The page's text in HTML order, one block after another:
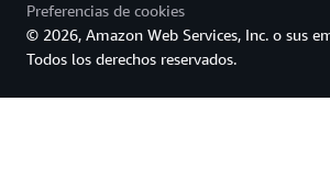
Preferencias de cookies
© 2026, Amazon Web Services, Inc. o sus
Todos los derechos reservados.